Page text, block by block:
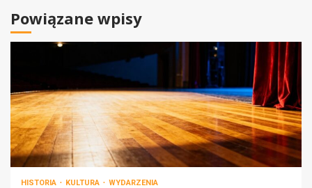
Powiązane wpisy
HISTORIA KULTURA WYDARZENIA